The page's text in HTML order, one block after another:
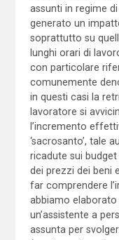
assunti in regime
generato un
soprattutto su
lunghi orari di
con particolare
comunemente
in questi casi la
lavoratore si
l’incremento
‘sacrosanto’, tale
ricadute sui
dei prezzi dei beni
far comprendere
abbiamo elaborato
un’assistente a
assunta per